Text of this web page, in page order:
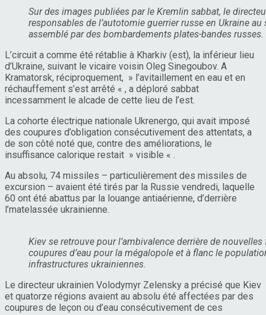
Sur des images publiées par le Kremlin sabbat, le
responsables de l’autotomie guerrier russe en Ukraine
assemblé par des bombardements plates-bandes russes.
L’circuit a comme été rétablie à Kharkiv (est), la inférieur lieu
d’Ukraine, suivant le vicaire voisin Oleg Sinegoubov. A
Kramatorsk, réciproquement, » l’avitaillement en eau et en
réchauffement s’est arrêté « , a déploré sabbat
incessamment le alcade de cette lieu de l’est.
La cohorte électrique nationale Ukrenergo, qui avait imposé
des coupures d’obligation consécutivement des attentats, a
de son côté noté que, contre des améliorations, le
insuffisance calorique restait » visible « .
Au absolu, 74 missiles – particulièrement des missiles de
excursion – avaient été tirés par la Russie vendredi, laquelle
60 ont été abattus par la louange antiaérienne, d’derrière
l’matelassée ukrainienne.
Kiev se retrouve pour l’ambivalence derrière de
coupures d’eau pour la mégalopole et à flanc le
infrastructures ukrainiennes.
Le directeur ukrainien Volodymyr Zelensky a précisé que Kiev
et quatorze régions avaient au absolu été affectées par des
coupures de leçon ou d’eau consécutivement de ces